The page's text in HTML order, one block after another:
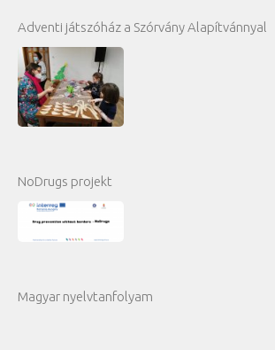
Adventi játszóház a Szórvány Alapítvánnyal
NoDrugs projekt
Magyar nyelvtanfolyam